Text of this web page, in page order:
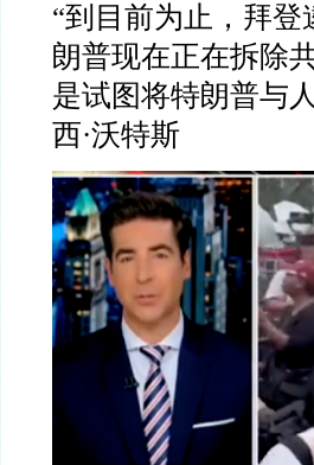
“到目前为止，拜登
朗普现在正在拆除
是试图将特朗普与
西·沃特斯